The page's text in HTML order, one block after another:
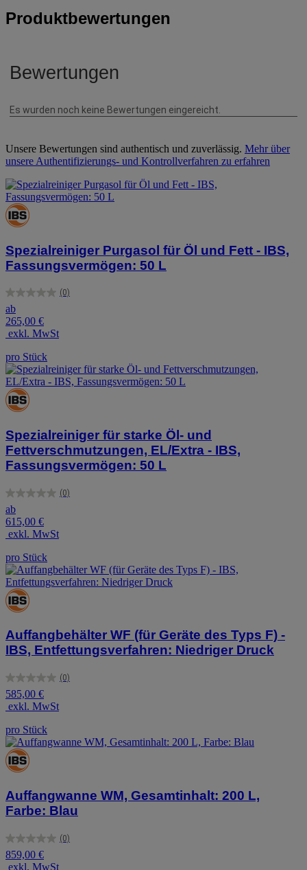
Produktbewertungen
Unsere Bewertungen sind authentisch und zuverlässig. Mehr über
unsere Authentifizierungs- und Kontrollverfahren zu erfahren
Spezialreiniger Purgasol für Öl und Fett - IBS,
Fassungsvermögen: 50 L
(0)
0.0
von
5
Sternen.
ab
265,00 €
exkl. MwSt
pro Stück
Spezialreiniger für starke Öl- und
Fettverschmutzungen, EL/Extra - IBS,
Fassungsvermögen: 50 L
(0)
0.0
von
5
Sternen.
ab
615,00 €
exkl. MwSt
pro Stück
Auffangbehälter WF (für Geräte des Typs F) -
IBS, Entfettungsverfahren: Niedriger Druck
(0)
0.0
von
5
585,00 €
exkl. MwSt
pro Stück
Auffangwanne WM, Gesamtinhalt: 200 L,
Farbe: Blau
(0)
0.0
von
859,00 €
exkl. MwSt